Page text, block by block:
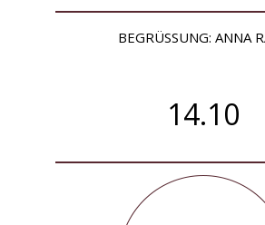
BEGRÜSSUNG: ANNA
14.10